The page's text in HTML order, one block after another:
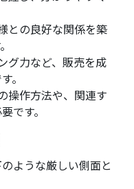
との良好な関係を築
グ力など、販売を成
。
操作方法や、関連す
です。
ような厳しい側面と